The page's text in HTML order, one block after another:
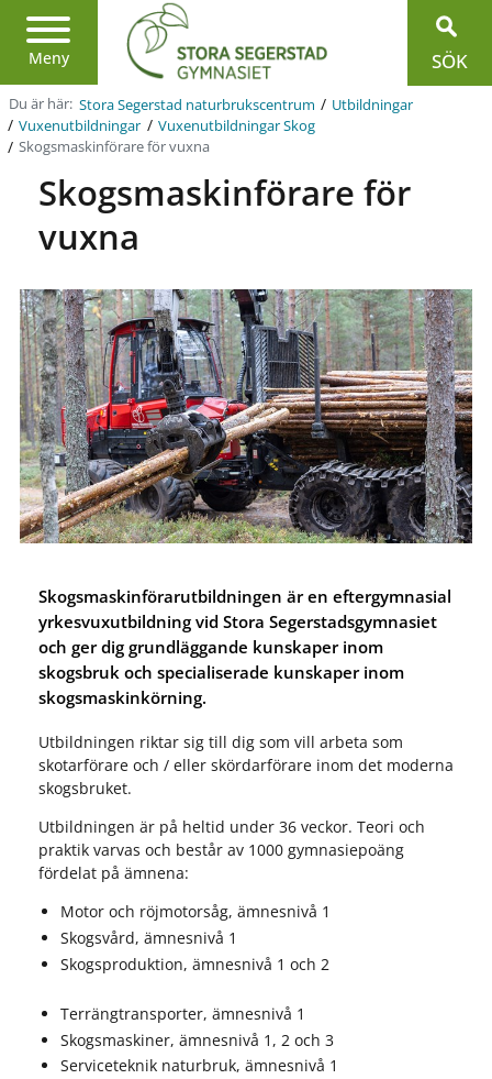
Meny
Region
Jönköpings
län
SÖK
Du är här: Stora Segerstad naturbrukscentrum / Utbildningar
/ Vuxenutbildningar / Vuxenutbildningar Skog
/ Skogsmaskinförare för vuxna
Skogsmaskinförare för
vuxna
Skogsmaskinförarutbildningen är en eftergymnasial
yrkesvuxutbildning vid Stora Segerstadsgymnasiet
och ger dig grundläggande kunskaper inom
skogsbruk och specialiserade kunskaper inom
skogsmaskinkörning.
Utbildningen riktar sig till dig som vill arbeta som
skotarförare och / eller skördarförare inom det moderna
skogsbruket.
Utbildningen är på heltid under 36 veckor. Teori och
praktik varvas och består av 1000 gymnasiepoäng
fördelat på ämnena:
Motor och röjmotorsåg, ämnesnivå 1
Skogsvård, ämnesnivå 1
Skogsproduktion, ämnesnivå 1 och 2
Terrängtransporter, ämnesnivå 1
Skogsmaskiner, ämnesnivå 1, 2 och 3
Serviceteknik naturbruk, ämnesnivå 1